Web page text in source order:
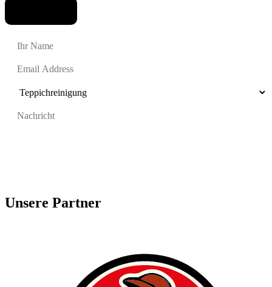
Unsere Partner